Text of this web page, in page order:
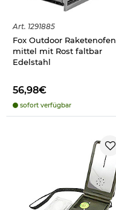
Art. 1291885
Fox Outdoor Raketenofen
mittel mit Rost faltbar
Edelstahl
56,98€
sofort verfügbar